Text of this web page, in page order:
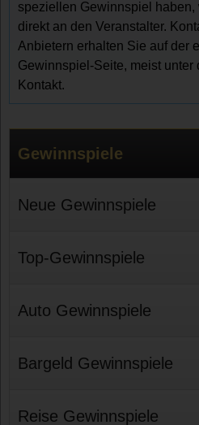
speziellen Gewinnspiel
direkt an den Veranstalter.
Anbietern erhalten Sie auf der
Gewinnspiel-Seite, meist unter
Kontakt.
Gewinnspiele
Neue Gewinnspiele
Top-Gewinnspiele
Auto Gewinnspiele
Bargeld Gewinnspiele
Reise Gewinnspiele